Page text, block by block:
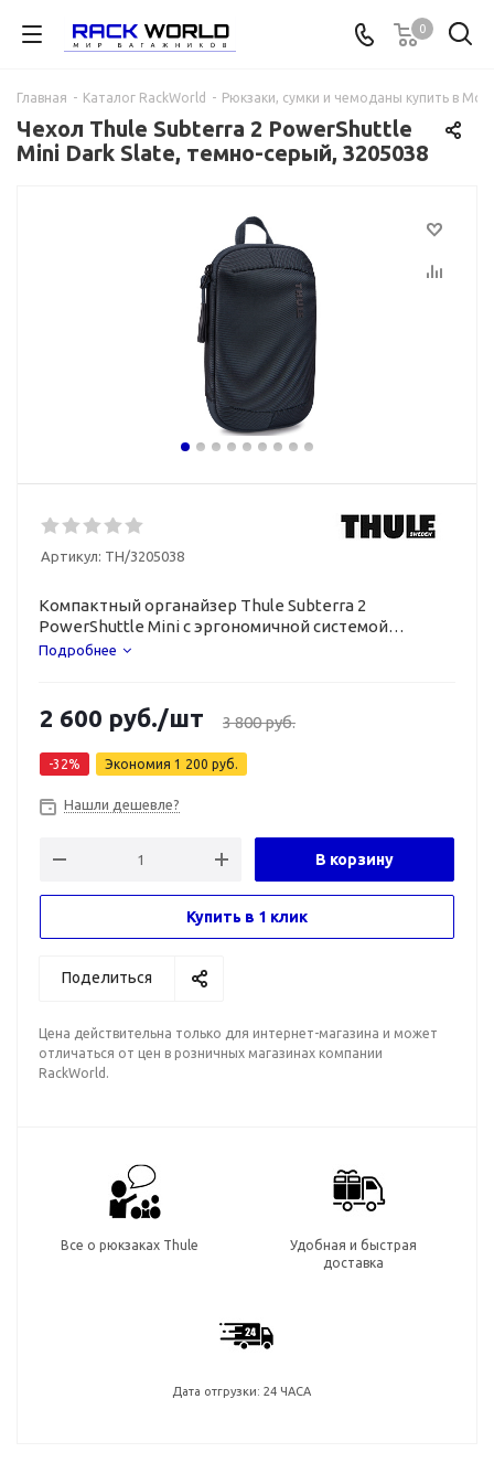
0
Главная - Каталог RackWorld - Рюкзаки, сумки и чемоданы купить в
Чехол Thule Subterra 2 PowerShuttle
Mini Dark Slate, темно-серый, 3205038
Артикул: TH/3205038
Компактный органайзер Thule Subterra 2
PowerShuttle Mini с эргономичной системой
хранения зарядных устройств, шнуров.
Подробнее
2 600 руб./шт 3 800руб.
-32% Экономия 1 200 руб.
Нашли дешевле?
В корзину
Купить в 1 клик
Поделиться
Цена действительна только для интернет-магазина и может
отличаться от цен в розничных магазинах компании
RackWorld.
Все о рюкзаках Thule
Удобная и быстрая
доставка
Дата отгрузки: 24 ЧАСА